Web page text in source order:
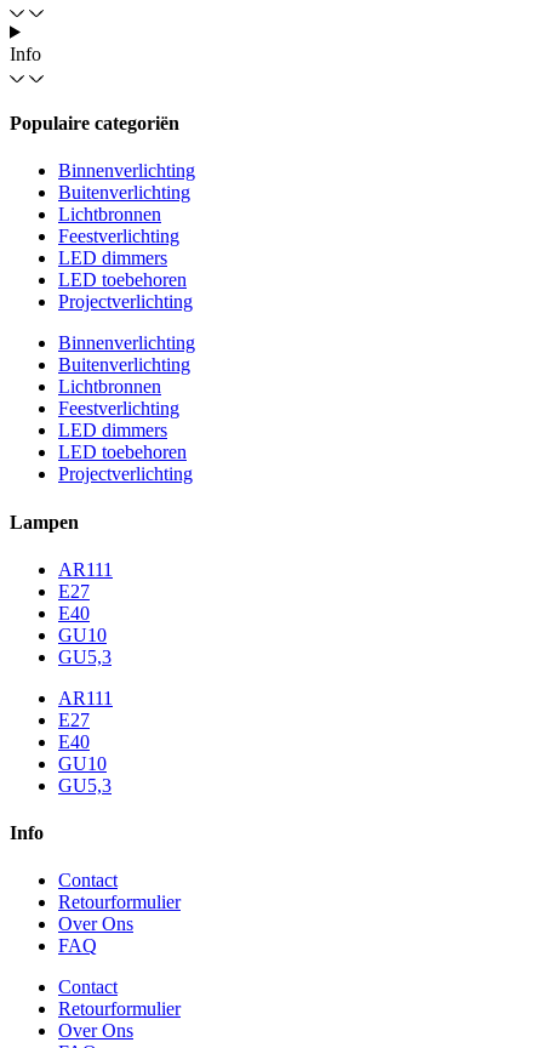
Info
Populaire categoriën
Binnenverlichting
Buitenverlichting
Lichtbronnen
Feestverlichting
LED dimmers
LED toebehoren
Projectverlichting
Binnenverlichting
Buitenverlichting
Lichtbronnen
Feestverlichting
LED dimmers
LED toebehoren
Projectverlichting
Lampen
AR111
E27
E40
GU10
GU5,3
AR111
E27
E40
GU10
GU5,3
Info
Contact
Retourformulier
Over Ons
FAQ
Contact
Retourformulier
Over Ons